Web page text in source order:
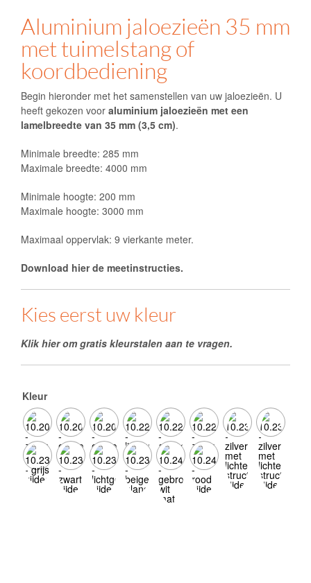
Aluminium jaloezieën 35 mm
met tuimelstang of
koordbediening
Begin hieronder met het samenstellen van uw jaloezieën. U
heeft gekozen voor aluminium jaloezieën met een
lamelbreedte van 35 mm (3,5 cm).
Minimale breedte: 285 mm
Maximale breedte: 4000 mm
Minimale hoogte: 200 mm
Maximale hoogte: 3000 mm
Maximaal oppervlak: 9 vierkante meter.
Download hier de meetinstructies.
Kies eerst uw kleur
Klik hier om gratis kleurstalen aan te vragen.
Kleur